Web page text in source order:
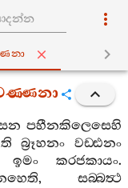
පහීනකිලෙසෙහි
ති බ්‍රූහනං
වඩ‍්ඪනං
ඉමං කරජකායං.
, සබ‍්බත්‍ථ